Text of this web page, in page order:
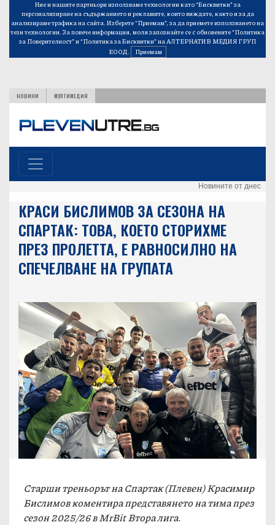
Ние и нашите партньори използваме технологии като “Бисквитки” за
персонализиране на съдържанието и рекламите, които виждате, както и за да
анализираме трафика на сайта. Изберете “Приемам”, за да приемете използването на
тези технологии. За повече информация, моля запознайте се с обновените“Политика
за Поверителност”и“Политика за Бисквитки”на АЛТЕРНАТИВ МЕДИЯ ГРУП
ЕООД.
Приемам
НОВИНИ МУЛТИМЕДИЯ
Новините от днес
КРАСИ БИСЛИМОВ ЗА СЕЗОНА НА
СПАРТАК: ТОВА, КОЕТО СТОРИХМЕ
ПРЕЗ ПРОЛЕТТА, Е РАВНОСИЛНО НА
СПЕЧЕЛВАНЕ НА ГРУПАТА
Старши треньорът на Спартак (Плевен) Красимир
Бислимов коментира представянето на тима през
сезон 2025/26 в MrBit Втора лига.